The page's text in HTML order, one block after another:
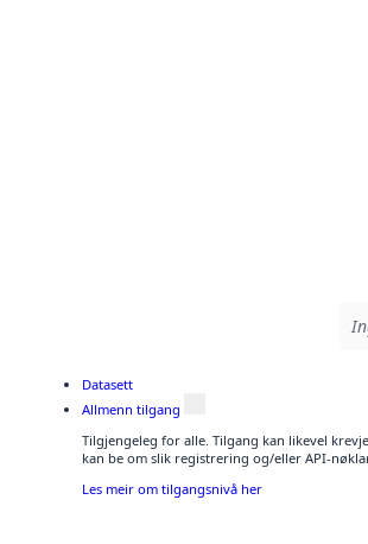
Datasett
Allmenn tilgang
Tilgjengeleg for alle. Tilgang kan likevel
kan be om slik registrering og/eller API-
Les meir om tilgangsnivå her